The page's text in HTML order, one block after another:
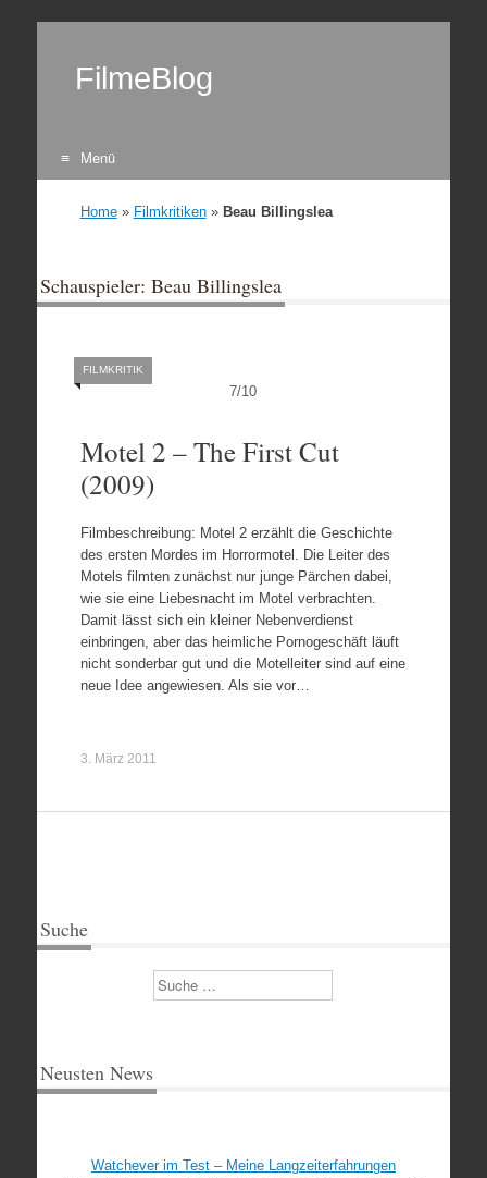
FilmeBlog
Menü
Home» Filmkritiken» Beau Billingslea
Schauspieler: Beau Billingslea
7/10
FILMKRITIK
Motel 2 – The First Cut
(2009)
Filmbeschreibung: Motel 2 erzählt die Geschichte
des ersten Mordes im Horrormotel. Die Leiter des
Motels filmten zunächst nur junge Pärchen dabei,
wie sie eine Liebesnacht im Motel verbrachten.
Damit lässt sich ein kleiner Nebenverdienst
einbringen, aber das heimliche Pornogeschäft läuft
nicht sonderbar gut und die Motelleiter sind auf eine
neue Idee angewiesen. Als sie vor…
3. März 2011
Suche
Suchen
Neusten News
Watchever im Test – Meine Langzeiterfahrungen